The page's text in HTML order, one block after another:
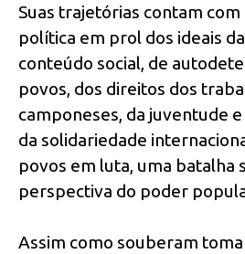
Suas trajetórias contam
política em prol dos ideais
conteúdo social, de
povos, dos direitos dos
camponeses, da juventude
da solidariedade
povos em luta, uma batalha
perspectiva do poder
Assim como souberam